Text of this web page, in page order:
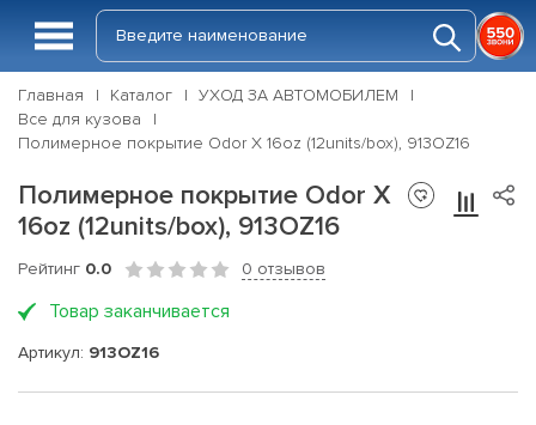
Главная Каталог
УХОД ЗА АВТОМОБИЛЕМ
Все для кузова
Полимерное покрытие Odor X 16oz (12units/box), 913OZ16
Полимерное покрытие Odor X
16oz (12units/box), 913OZ16
Рейтинг 0.0 0 отзывов
Товар заканчивается
Артикул: 913OZ16